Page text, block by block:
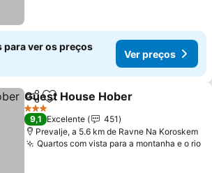
para ver os preços
Ver preços
PartilharAdicionar aos favoritos
Guest House Hober
3 Estrelas
9,1 Excelente
451
Prevalje, a 5.6 km de Ravne Na Koroskem
Quartos com vista para a montanha e o rio